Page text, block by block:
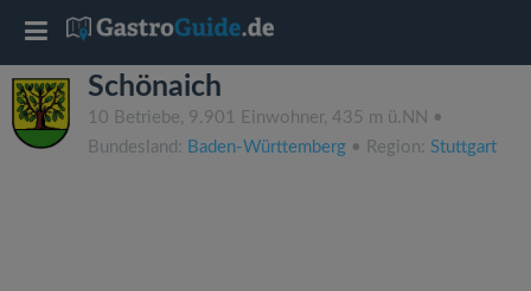
Schönaich
10 Betriebe, 9.901 Einwohner, 435 m ü.NN •
Bundesland: Baden-Württemberg • Region: Stuttgart
T
o
g